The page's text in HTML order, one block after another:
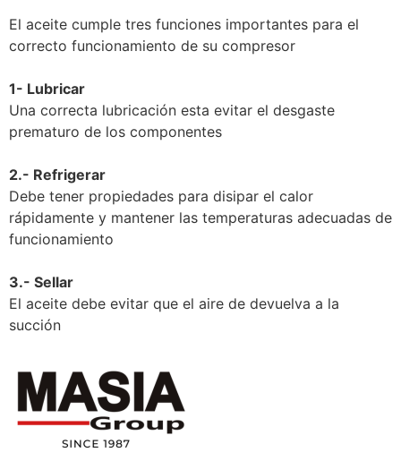
El aceite cumple tres funciones importantes para el
correcto funcionamiento de su compresor
1- Lubricar
Una correcta lubricación esta evitar el desgaste
prematuro de los componentes
2.- Refrigerar
Debe tener propiedades para disipar el calor
rápidamente y mantener las temperaturas adecuadas de
funcionamiento
3.- Sellar
El aceite debe evitar que el aire de devuelva a la
succión